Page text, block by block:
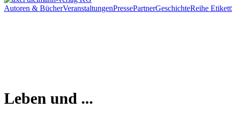
Autoren & BücherVeranstaltungenPressePartnerGeschichteReihe Etikett
Leben und ...